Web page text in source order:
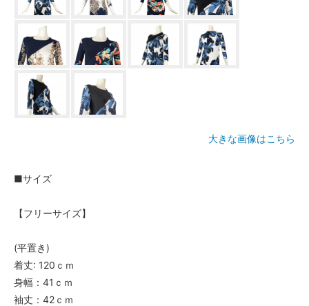
大きな画像はこちら
■サイズ
【フリーサイズ】
(平置き)
着丈: 120ｃｍ
身幅：41ｃｍ
袖丈：42ｃｍ